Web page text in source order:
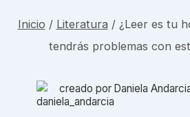
Inicio / Literatura / ¿Leer es tu
tendrás problemas con
creado por Daniela